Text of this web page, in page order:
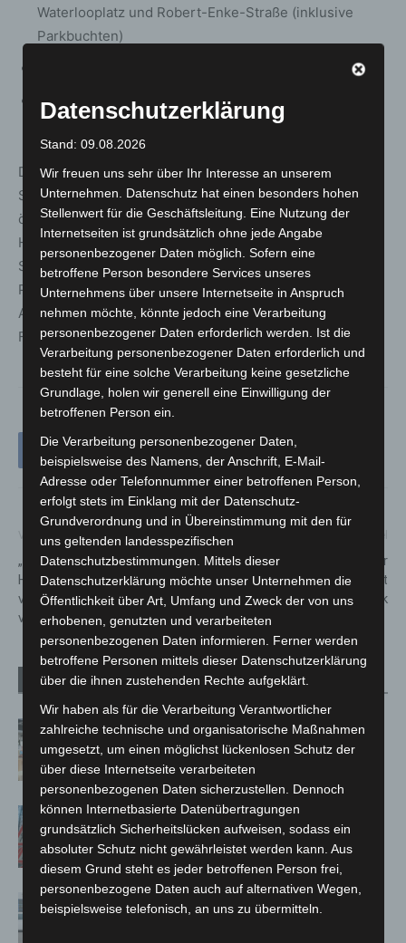
Waterlooplatz und Robert-Enke-Straße (inklusive
Parkbuchten)
Am Schützenplatz, zwischen Viktoria-Luise-Weg und
Bruchmeisterallee
Die Polizei Hannover empfiehlt, für die Anreise zum
Stadion ausreichend Zeit einzuplanen und möglichst den
öffentlichen Personennahverkehr zu nutzen. Für
Heimfans stehen gebührenpflichtige Parkplätze auf dem
Schützenplatz zur Verfügung. Gästefans können den
Parkplatz der Firma Komatsu in der Marianne-Baecker-
Allee nutzen. Busparkplätze für Gäste stehen am
Ferdinand-Wilhelm-Fricke-Weg zur Verfügung.
Vorheriger Artikel
„Catcalling is OVER in
HannOVER!“ – Aktion gegen
verbale sexuelle Belästigungen
von Frauen
Einbahnstraßen-Regelung für
Autobahnbrücken im Airport
Business Park
Verwandte Artikel Mehr vom Autor
Kunst trifft Weingenuss: Barbara-
Susann Mehring zeigt ihre Werke im
Jacques’ Wein-Depot Isernhagen
A2: Zweite Turbobaustelle startet
zwischen Hannover-West und
Bothfeld
Niedersachsen: Feuerwehrkräfte
Datenschutzerklärung
Stand: 09.08.2026
Wir freuen uns sehr über Ihr Interesse an unserem
Unternehmen. Datenschutz hat einen besonders hohen
Stellenwert für die Geschäftsleitung. Eine Nutzung der
Internetseiten ist grundsätzlich ohne jede Angabe
personenbezogener Daten möglich. Sofern eine
betroffene Person besondere Services unseres
Unternehmens über unsere Internetseite in Anspruch
nehmen möchte, könnte jedoch eine Verarbeitung
personenbezogener Daten erforderlich werden. Ist die
Verarbeitung personenbezogener Daten erforderlich und
besteht für eine solche Verarbeitung keine gesetzliche
Grundlage, holen wir generell eine Einwilligung der
betroffenen Person ein.
Die Verarbeitung personenbezogener Daten,
beispielsweise des Namens, der Anschrift, E-Mail-
Adresse oder Telefonnummer einer betroffenen Person,
erfolgt stets im Einklang mit der Datenschutz-
Grundverordnung und in Übereinstimmung mit den für
uns geltenden landesspezifischen
Datenschutzbestimmungen. Mittels dieser
Datenschutzerklärung möchte unser Unternehmen die
Öffentlichkeit über Art, Umfang und Zweck der von uns
erhobenen, genutzten und verarbeiteten
personenbezogenen Daten informieren. Ferner werden
betroffene Personen mittels dieser Datenschutzerklärung
über die ihnen zustehenden Rechte aufgeklärt.
Wir haben als für die Verarbeitung Verantwortlicher
zahlreiche technische und organisatorische Maßnahmen
umgesetzt, um einen möglichst lückenlosen Schutz der
über diese Internetseite verarbeiteten
personenbezogenen Daten sicherzustellen. Dennoch
können Internetbasierte Datenübertragungen
grundsätzlich Sicherheitslücken aufweisen, sodass ein
absoluter Schutz nicht gewährleistet werden kann. Aus
diesem Grund steht es jeder betroffenen Person frei,
personenbezogene Daten auch auf alternativen Wegen,
beispielsweise telefonisch, an uns zu übermitteln.